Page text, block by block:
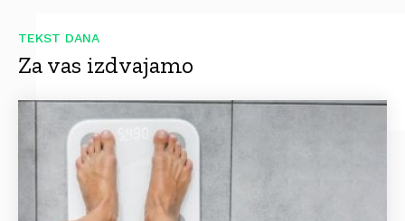
TEKST DANA
Za vas izdvajamo